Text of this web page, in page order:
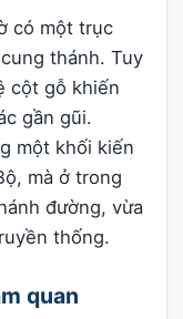
có một trục
thánh. Tuy
cột gỗ khiến
gần gũi.
một khối kiến
mà ở trong
đường, vừa
thống.
quan